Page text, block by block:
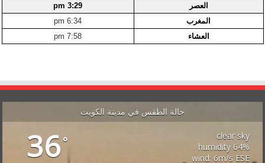
العصر
3:29 pm
المغرب
6:34 pm
العشاء
7:58 pm
حالة الطقس في مدينة الكويت
36°
clear sky
64% humidity
wind: 6m/s ESE